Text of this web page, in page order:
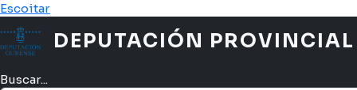
Ir o contido principal
Escoitar
DEPUTACIÓN PROVINCIAL
Buscar...